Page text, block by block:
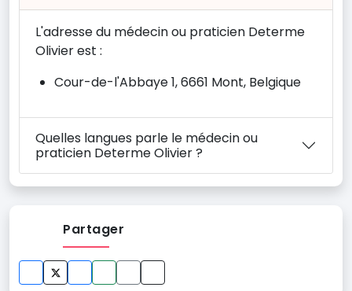
L'adresse du médecin ou praticien Determe
Olivier est :
Cour-de-l'Abbaye 1, 6661 Mont, Belgique
Quelles langues parle le médecin ou
praticien Determe Olivier ?
Partager